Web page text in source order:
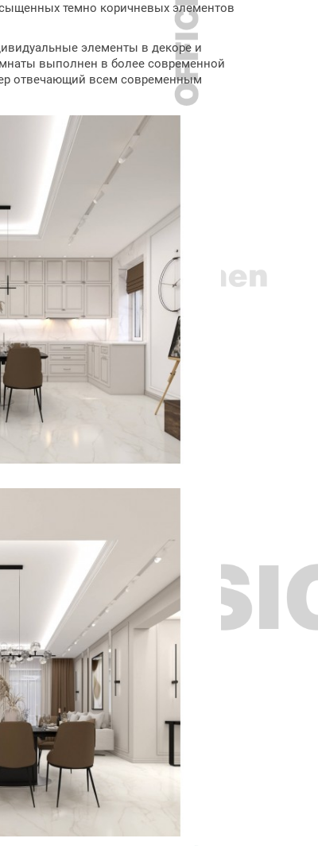
темно коричневых элементов
элементы в декоре и
выполнен в более современной
отвечающий всем современным